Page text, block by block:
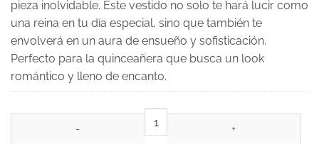
pieza inolvidable. Este vestido no solo te hará lucir como
una reina en tu día especial, sino que también te
envolverá en un aura de ensueño y sofisticación.
Perfecto para la quinceañera que busca un look
romántico y lleno de encanto.
Vestido de 15 años Lola Vino / Burdeos cantidad